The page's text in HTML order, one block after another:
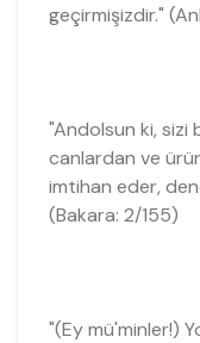
geçirmişizdir."
"Andolsun ki, sizi
canlardan ve
imtihan eder,
(Bakara: 2/155)
"(Ey mü'minler!)